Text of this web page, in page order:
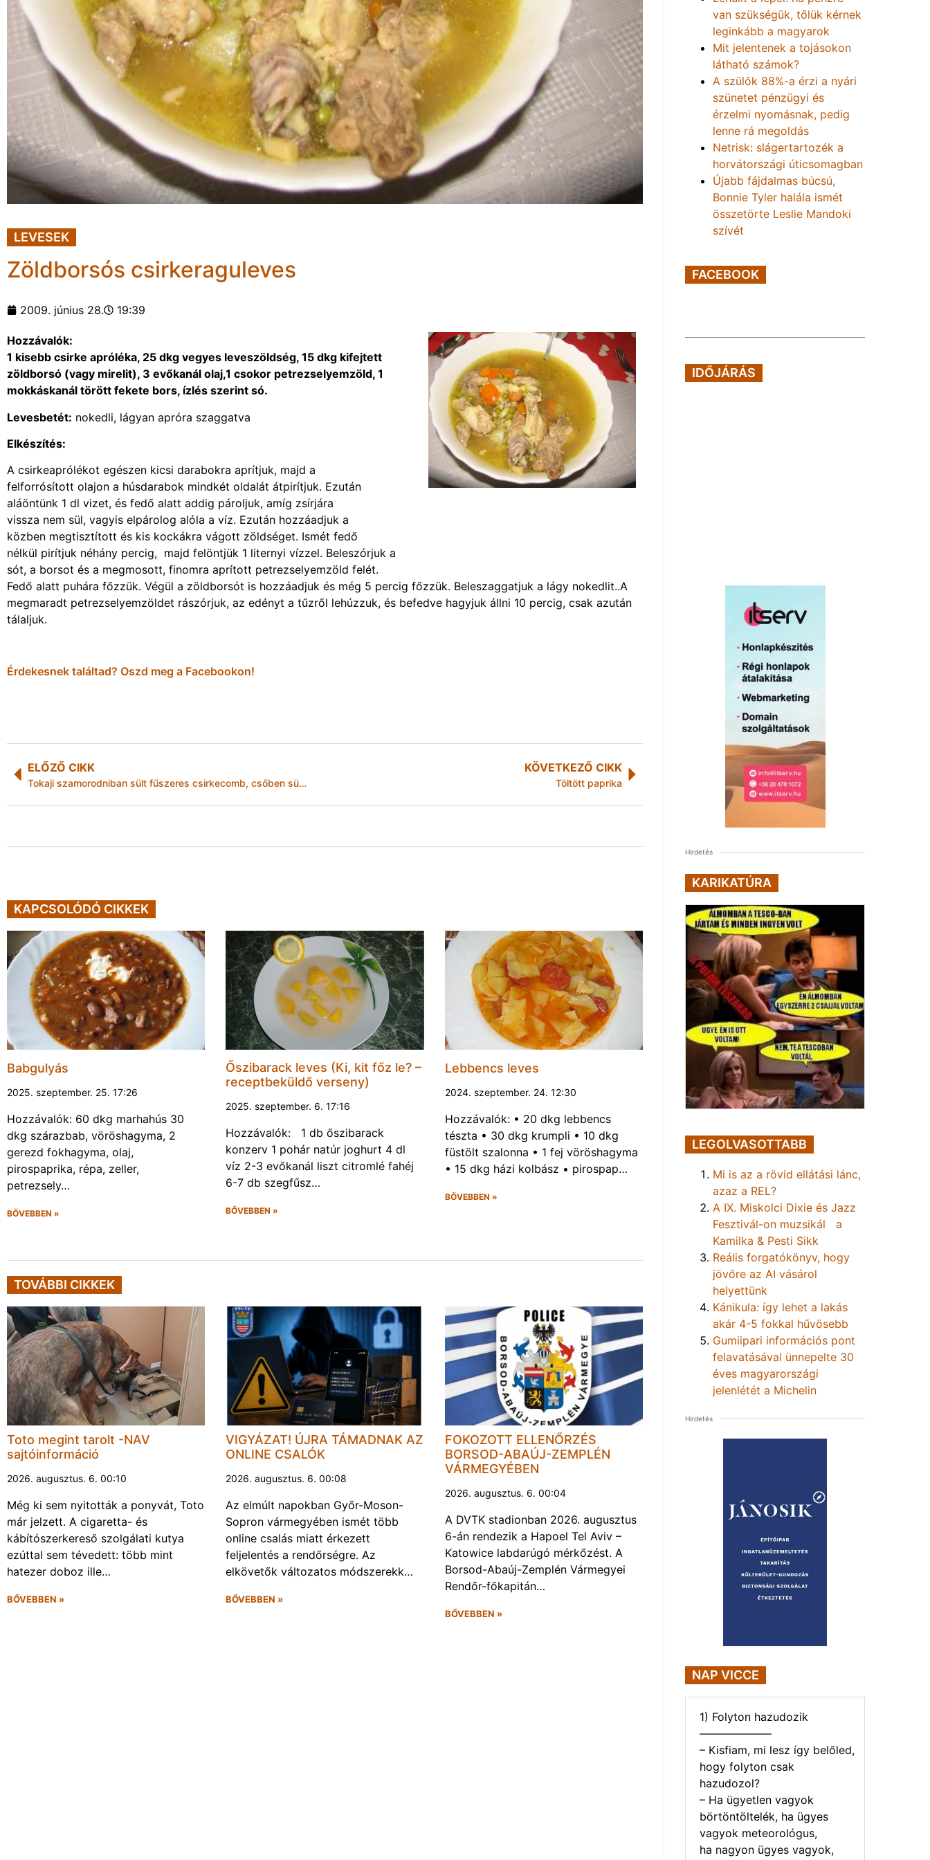
LEVESEK
Zöldborsós csirkeraguleves
2009. június 28. 19:39
Hozzávalók:
1 kisebb csirke apróléka, 25 dkg vegyes leveszöldség, 15 dkg kifejtett
zöldborsó (vagy mirelit), 3 evőkanál olaj,1 csokor petrezselyemzöld, 1
mokkáskanál törött fekete bors, ízlés szerint só.
Levesbetét: nokedli, lágyan apróra szaggatva
Elkészítés:
A csirkeaprólékot egészen kicsi darabokra aprítjuk, majd a
felforrósított olajon a húsdarabok mindkét oldalát átpirítjuk. Ezután
aláöntünk 1 dl vizet, és fedő alatt addig pároljuk, amíg zsírjára
vissza nem sül, vagyis elpárolog alóla a víz. Ezután hozzáadjuk a
közben megtisztított és kis kockákra vágott zöldséget. Ismét fedő
nélkül pirítjuk néhány percig, majd felöntjük 1 liternyi vízzel. Beleszórjuk a
sót, a borsot és a megmosott, finomra aprított petrezselyemzöld felét.
Fedő alatt puhára főzzük. Végül a zöldborsót is hozzáadjuk és még 5 percig főzzük. Beleszaggatjuk a lágy nokedlit..A
megmaradt petrezselyemzöldet rászórjuk, az edényt a tűzről lehúzzuk, és befedve hagyjuk állni 10 percig, csak azután
tálaljuk.
Érdekesnek találtad? Oszd meg a Facebookon!
ELŐZŐ CIKK
Tokaji szamorodniban sült fűszeres csirkecomb, csőben sült karifollal
KÖVETKEZŐ CIKK
Töltött paprika
KAPCSOLÓDÓ CIKKEK
Babgulyás
2025. szeptember. 25. 17:26
Hozzávalók: 60 dkg marhahús 30
dkg szárazbab, vöröshagyma, 2
gerezd fokhagyma, olaj,
pirospaprika, répa, zeller,
petrezsely…
BŐVEBBEN »
Őszibarack leves (Ki, kit főz le? –
receptbeküldő verseny)
2025. szeptember. 6. 17:16
Hozzávalók: 1 db őszibarack
konzerv 1 pohár natúr joghurt 4 dl
víz 2-3 evőkanál liszt citromlé fahéj
6-7 db szegfűsz…
BŐVEBBEN »
Lebbencs leves
2024. szeptember. 24. 12:30
Hozzávalók: • 20 dkg lebbencs
tészta • 30 dkg krumpli • 10 dkg
füstölt szalonna • 1 fej vöröshagyma
• 15 dkg házi kolbász • pirospap…
BŐVEBBEN »
TOVÁBBI CIKKEK
Toto megint tarolt -NAV
sajtóinformáció
2026. augusztus. 6. 00:10
Még ki sem nyitották a ponyvát, Toto
már jelzett. A cigaretta- és
kábítószerkereső szolgálati kutya
ezúttal sem tévedett: több mint
hatezer doboz ille…
BŐVEBBEN »
VIGYÁZAT! ÚJRA TÁMADNAK AZ
ONLINE CSALÓK
2026. augusztus. 6. 00:08
Az elmúlt napokban Győr-Moson-
Sopron vármegyében ismét több
online csalás miatt érkezett
feljelentés a rendőrségre. Az
elkövetők változatos módszerekk…
BŐVEBBEN »
FOKOZOTT ELLENŐRZÉS
BORSOD-ABAÚJ-ZEMPLÉN
VÁRMEGYÉBEN
2026. augusztus. 6. 00:04
A DVTK stadionban 2026. augusztus
6-án rendezik a Hapoel Tel Aviv –
Katowice labdarúgó mérkőzést. A
Borsod-Abaúj-Zemplén Vármegyei
Rendőr-főkapitán…
BŐVEBBEN »
van szükségük, tőlük kérnek
leginkább a magyarok
Mit jelentenek a tojásokon
látható számok?
A szülők 88%-a érzi a nyári
szünetet pénzügyi és
érzelmi nyomásnak, pedig
lenne rá megoldás
Netrisk: slágertartozék a
horvátországi úticsomagban
Újabb fájdalmas búcsú,
Bonnie Tyler halála ismét
összetörte Leslie Mandoki
szívét
FACEBOOK
IDŐJÁRÁS
Hirdetés
KARIKATÚRA
LEGOLVASOTTABB
Mi is az a rövid ellátási lánc,
azaz a REL?
A IX. Miskolci Dixie és Jazz
Fesztivál-on muzsikál a
Kamilka & Pesti Sikk
Reális forgatókönyv, hogy
jövőre az AI vásárol
helyettünk
Kánikula: így lehet a lakás
akár 4-5 fokkal hűvösebb
Gumiipari információs pont
felavatásával ünnepelte 30
éves magyarországi
jelenlétét a Michelin
Hirdetés
NAP VICCE
1) Folyton hazudozik
——————–
– Kisfiam, mi lesz így belőled,
hogy folyton csak
hazudozol?
– Ha ügyetlen vagyok
börtöntöltelék, ha ügyes
vagyok meteorológus,
ha nagyon ügyes vagyok,